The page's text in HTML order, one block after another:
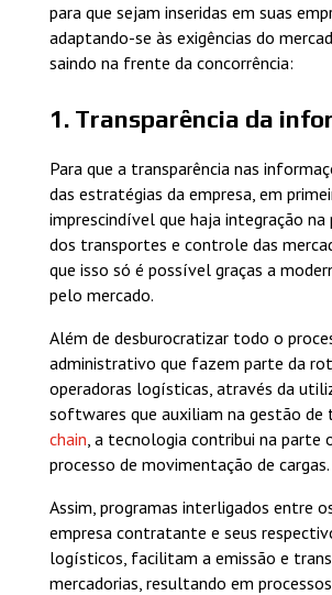
para que sejam inseridas em suas
adaptando-se às exigências do
saindo na frente da concorrência:
1. Transparência da
Para que a transparência nas
das estratégias da empresa, em
imprescindível que haja integração na
dos transportes e controle das
que isso só é possível graças a
pelo mercado.
Além de desburocratizar todo o
administrativo que fazem parte da
operadoras logísticas, através da
softwares que auxiliam na gestão de
chain, a tecnologia contribui na parte
processo de movimentação de cargas.
Assim, programas interligados entre
empresa contratante e seus
logísticos, facilitam a emissão e
mercadorias, resultando em